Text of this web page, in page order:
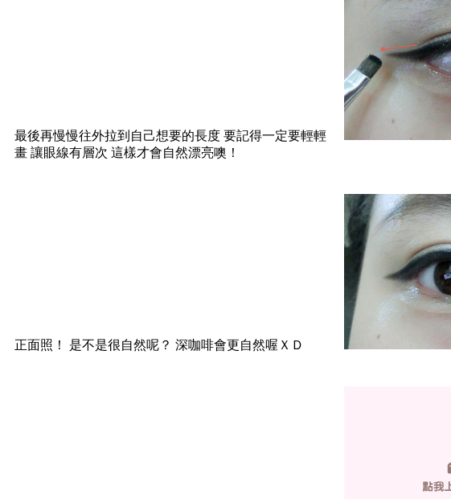
最後再慢慢往外拉到自己想要的長度 要記得一定要輕輕
畫 讓眼線有層次 這樣才會自然漂亮噢！
正面照！ 是不是很自然呢？ 深咖啡會更自然喔ＸＤ